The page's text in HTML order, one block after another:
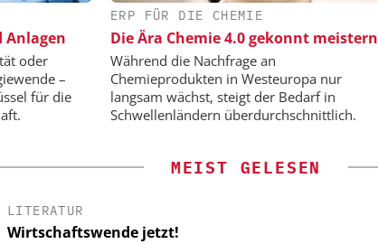
Anlagen
oder
–
für die
ERP FÜR DIE CHEMIE
Die Ära Chemie 4.0 gekonnt meistern
Während die Nachfrage an
Chemieprodukten in Westeuropa nur
langsam wächst, steigt der Bedarf in
Schwellenländern überdurchschnittlich.
SCHMIDT GMBH
bis zur
FETTE COMPACTING GMBH
Kleine Probe, große Wirkung
MEIST GELESEN
LITERATUR
Wirtschaftswende jetzt!